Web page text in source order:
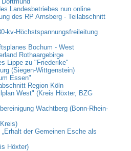
Landesbetriebes nun online
des RP Arnsberg - Teilabschnitt
kv-Höchstspannungsfreileitung
Bochum - West
Rothaargebirge
Lippe zu "Friederike"
(Siegen-Wittgenstein)
Essen"
Region Köln
West" (Kreis Höxter, BZG
Wachtberg (Bonn-Rhein-
der Gemeinen Esche als
Höxter)